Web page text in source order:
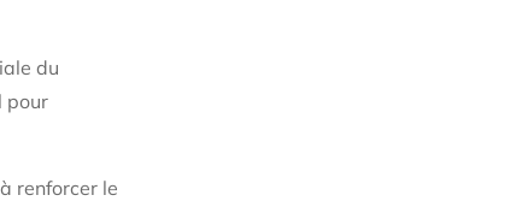
du
pour
renforcer le